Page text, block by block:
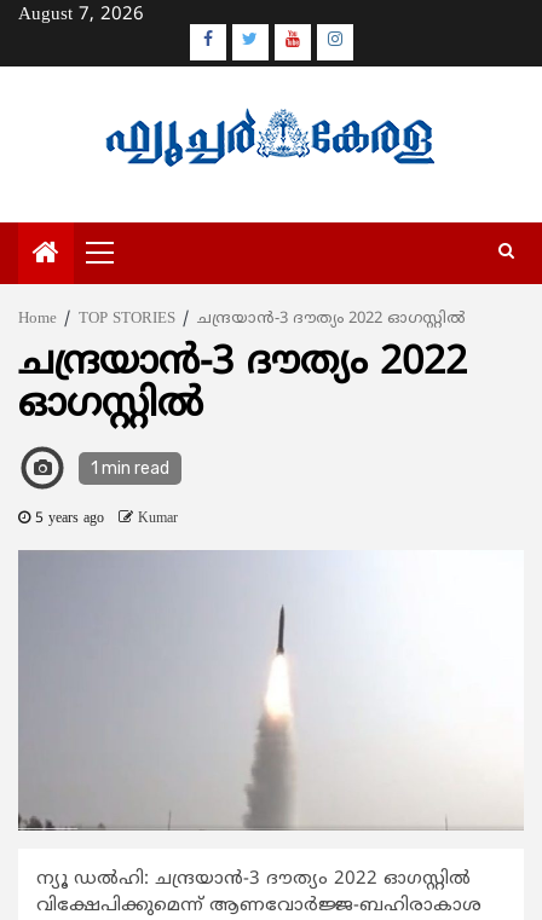
Skip
content
August 7, 2026
Facebook
TwitterYoutubeInstagram
Primary
Menu
Home TOP STORIES ചന്ദ്രയാൻ-3 ദൗത്യം 2022 ഓഗസ്റ്റിൽ
ചന്ദ്രയാൻ-3 ദൗത്യം 2022
ഓഗസ്റ്റിൽ
1 min read
5 years ago Kumar
ന്യൂ ഡൽഹി: ചന്ദ്രയാൻ-3 ദൗത്യം 2022 ഓഗസ്റ്റിൽ
വിക്ഷേപിക്കുമെന്ന് ആണവോർജ്ജ-ബഹിരാകാശ